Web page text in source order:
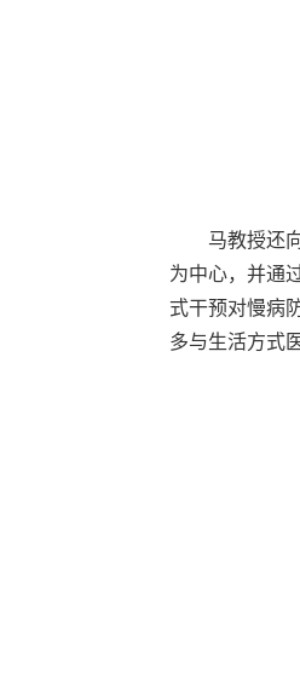
马教授还
为中心，并通
式干预对慢病
多与生活方式